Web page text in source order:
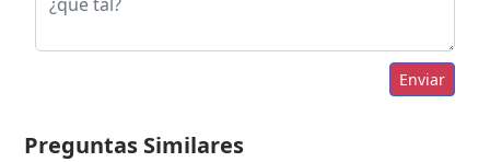
Enviar
Preguntas Similares